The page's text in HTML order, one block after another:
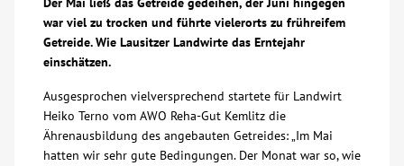
Bildung
Veranstaltungen
war viel zu trocken und führte vielerorts zu frühreifem
Getreide. Wie Lausitzer Landwirte das Erntejahr
einschätzen.
Ausgesprochen vielversprechend startete für Landwirt
Heiko Terno vom AWO Reha-Gut Kemlitz die
Ährenausbildung des angebauten Getreides: „Im Mai
hatten wir sehr gute Bedingungen. Der Monat war so, wie